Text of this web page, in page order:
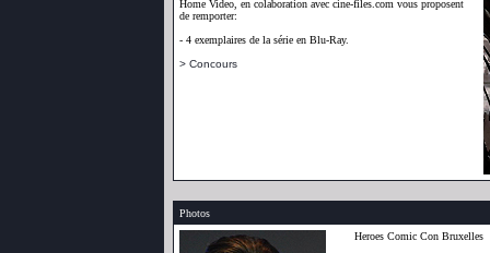
Home Video, en colaboration avec cine-files.com vous proposent
de remporter:
- 4 exemplaires de la série en Blu-Ray.
> Concours
Photos
Heroes Comic Con Bruxelles